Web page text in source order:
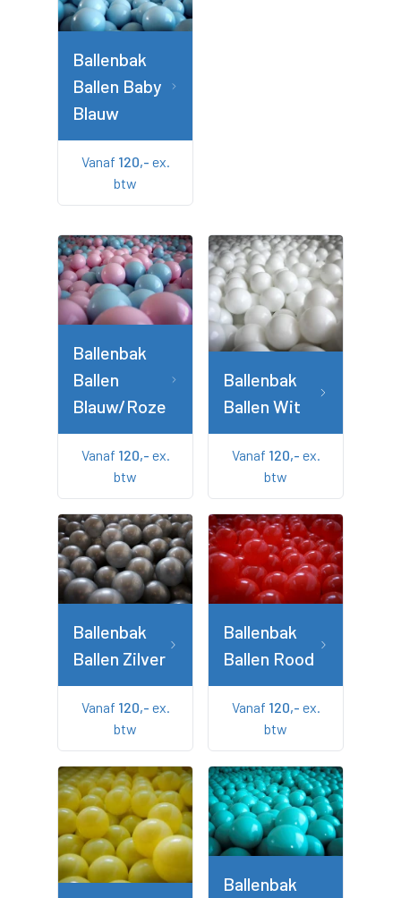
Ballenbak
Ballen Baby
Blauw
Vanaf 120,- ex.
btw
Ballenbak
Ballen
Blauw/Roze
Vanaf 120,- ex.
btw
Ballenbak
Ballen Wit
Vanaf 120,- ex.
btw
Ballenbak
Ballen Zilver
Vanaf 120,- ex.
btw
Ballenbak
Ballen Rood
Vanaf 120,- ex.
btw
Ballenbak